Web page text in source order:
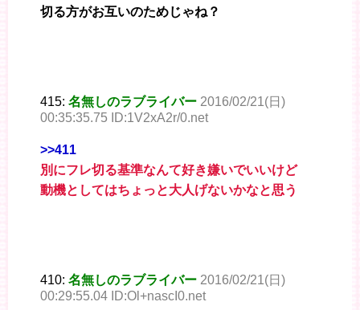
切る方がお互いのためじゃね？
415: 名無しのラブライバー 2016/02/21(日)
00:35:35.75 ID:1V2xA2r/0.net
>>411
別にフレ切る基準なんて好き嫌いでいいけど
動機としてはちょっと大人げないかなと思う
410: 名無しのラブライバー 2016/02/21(日)
00:29:55.04 ID:Ol+nascI0.net